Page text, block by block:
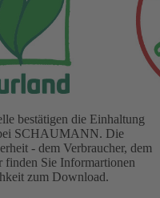
bestätigen die Einhaltung
SCHAUMANN. Die
- dem Verbraucher, dem
Sie Informartionen
zum Download.